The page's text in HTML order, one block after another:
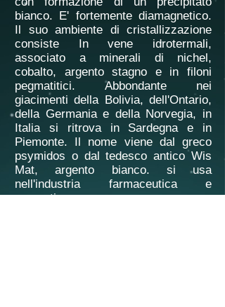
bianco. E' fortemente diamagnetico.
Il suo ambiente di cristallizzazione
consiste In vene idrotermali,
associato a minerali di nichel,
cobalto, argento stagno e in filoni
pegmatitici. Abbondante nei
giacimenti della Bolivia, dell'Ontario,
della Germania e della Norvegia, in
Italia si ritrova in Sardegna e in
Piemonte. Il nome viene dal greco
psymidos o dal tedesco antico Wis
Mat, argento bianco. si usa
nell'industria farmaceutica e
cosmetica.